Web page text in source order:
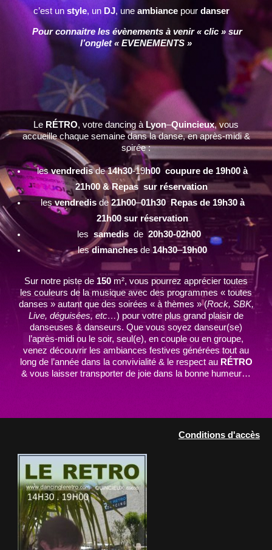
c’est unstyle, un DJ, une ambiancepour danser
Pour connaitre les évènements à venir « clic » sur
l’onglet « EVENEMENTS »
Le RÉTRO, votre dancing àLyon–Quincieux, vous
accueille chaque semaine dans la danse, en après-midi &
soirée :
lesvendredisde14h30-19h00 coupure de 19h00 à
21h00 & Repas sur réservation
lesvendredisde21h00–01h30 Repas de 19h30 à
21h00 sur réservation
les samedis de20h30-02h00
lesdimanches de 14h30–19h00
Sur notre piste de 150 m², vous pourrez apprécier toutes
les couleurs de la musique avec des programmes « toutes
danses » autant que des soirées « à thèmes » (Rock, SBK,
Live, déguisées, etc…) pour votre plus grand plaisir de
danseuses & danseurs. Que vous soyez danseur(se)
l’après-midi ou le soir, seul(e), en couple ou en groupe,
venez découvrir les ambiances festives générées tout au
long de l’année dans la convivialité & le respect au RÉTRO
& vous laisser transporter de joie dans la bonne humeur…
Conditions d'accès